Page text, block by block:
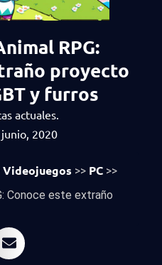
RPG:
proyecto
y furros
actuales.
2020
Videojuegos >> PC >>
Conoce este extraño